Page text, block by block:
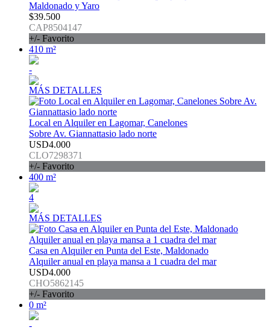
Maldonado y Yaro
$39.500
CAP8504147
+/- Favorito
410 m²
-
MÁS DETALLES
Local en Alquiler en Lagomar, Canelones
Sobre Av. Giannattasio lado norte
USD4.000
CLO7298371
+/- Favorito
400 m²
4
MÁS DETALLES
Casa en Alquiler en Punta del Este, Maldonado
Alquiler anual en playa mansa a 1 cuadra del mar
USD4.000
CHO5862145
+/- Favorito
0 m²
-